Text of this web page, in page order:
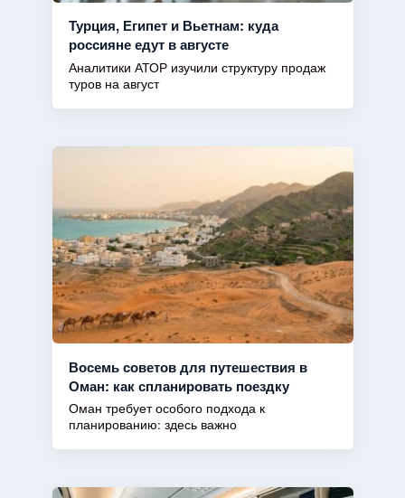
Турция, Египет и Вьетнам: куда
россияне едут в августе
Аналитики АТОР изучили структуру продаж
туров на август
Восемь советов для путешествия в
Оман: как спланировать поездку
Оман требует особого подхода к
планированию: здесь важно